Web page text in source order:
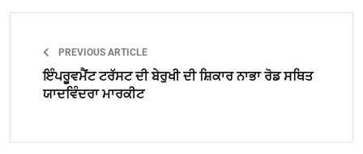
PREVIOUS ARTICLE
ਇੰਪਰੂਵਮੈਂਟ ਟਰੱਸਟ ਦੀ ਬੇਰੁਖੀ ਦੀ ਸ਼ਿਕਾਰ ਨਾਭਾ ਰੋਡ ਸਥਿਤ
ਯਾਦਵਿੰਦਰਾ ਮਾਰਕੀਟ